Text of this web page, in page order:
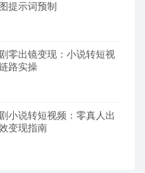
提示词预制
零出镜变现：小说转短视
路实操
小说转短视频：零真人出
变现指南